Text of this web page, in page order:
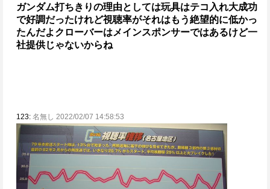
ガンダム打ちきりの理由としては玩具はテコ入れ大成功
で好調だったけれど視聴率がそれはもう絶望的に低かっ
たんだよ クローバーはメインスポンサーではあるけど一
社提供じゃないからね
123: 名無し 2022/02/07 14:58:53